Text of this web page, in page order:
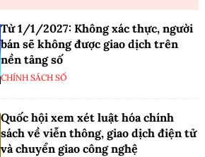
Từ 1/1/2027: Không xác thực, người
bán sẽ không được giao dịch trên
nền tảng số
CHÍNH SÁCH SỐ
Quốc hội xem xét luật hóa chính
sách về viễn thông, giao dịch điện tử
và chuyển giao công nghệ